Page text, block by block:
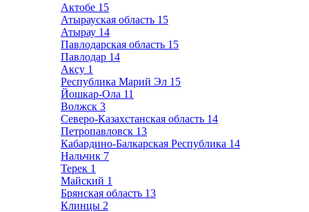
Актобе 15
Атырауская область 15
Атырау 14
Павлодарская область 15
Павлодар 14
Аксу 1
Республика Марий Эл 15
Йошкар-Ола 11
Волжск 3
Северо-Казахстанская область 14
Петропавловск 13
Кабардино-Балкарская Республика 14
Нальчик 7
Терек 1
Майский 1
Брянская область 13
Клинцы 2